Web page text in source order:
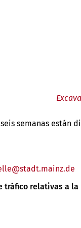
semanas están
stadt.mainz de
tráfico relativas a